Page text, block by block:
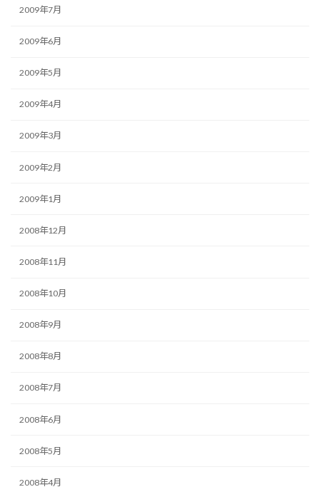
2009年7月
2009年6月
2009年5月
2009年4月
2009年3月
2009年2月
2009年1月
2008年12月
2008年11月
2008年10月
2008年9月
2008年8月
2008年7月
2008年6月
2008年5月
2008年4月